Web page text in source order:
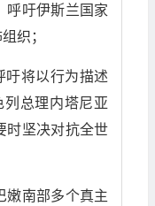
呼吁伊斯兰国家
织；
吁将以行为描述
总理内塔尼亚
时坚决对抗全世
嫩南部多个真主